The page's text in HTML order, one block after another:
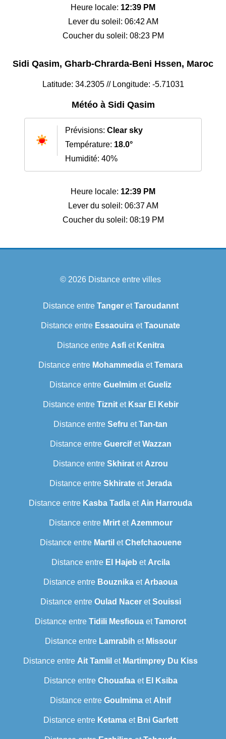
Heure locale: 12:39 PM
Lever du soleil: 06:42 AM
Coucher du soleil: 08:23 PM
Sidi Qasim, Gharb-Chrarda-Beni Hssen, Maroc
Latitude: 34.2305 // Longitude: -5.71031
Météo à Sidi Qasim
Prévisions: Clear sky
Température: 18.0°
Humidité: 40%
Heure locale: 12:39 PM
Lever du soleil: 06:37 AM
Coucher du soleil: 08:19 PM
© 2026 Distance entre villes
Distance entre TangeretTaroudannt
Distance entre Essaouira etTaounate
Distance entre Asfiet Kenitra
Distance entre Mohammedia etTemara
Distance entre Guelmim etGueliz
Distance entre Tiznitet Ksar El Kebir
Distance entre Sefru etTan-tan
Distance entre GuercifetWazzan
Distance entre Skhirat et Azrou
Distance entre SkhirateetJerada
Distance entre Kasba Tadla et Ain Harrouda
Distance entre Mrirtet Azemmour
Distance entre Martil etChefchaouene
Distance entre El Hajeb et Arcila
Distance entre Bouznika et Arbaoua
Distance entre Oulad NaceretSouissi
Distance entre Tidili Mesfioua etTamorot
Distance entre Lamrabih et Missour
Distance entre Ait Tamlil et Martimprey Du Kiss
Distance entre Chouafaaet El Ksiba
Distance entre Goulmima et Alnif
Distance entre Ketamaet Bni Garfett